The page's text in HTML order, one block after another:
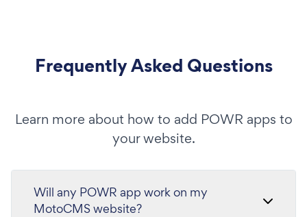
Frequently Asked Questions
Learn more about how to add POWR apps to
your website.
Will any POWR app work on my
MotoCMS website?